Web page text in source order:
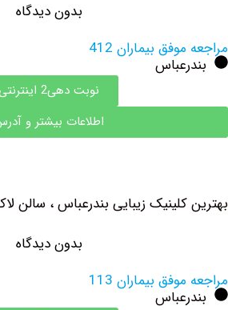
بدون دیدگاه
بیماران 412
نوبت دهی2 اینترنتی
اطلاعات بیشتر و آدرس
زیبایی بندرعباس ، سالن لاکچری
بدون دیدگاه
بیماران 113